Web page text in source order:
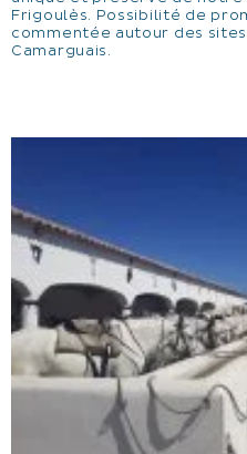
Frigoulès. Possibilité de
commentée autour des
Camarguais.